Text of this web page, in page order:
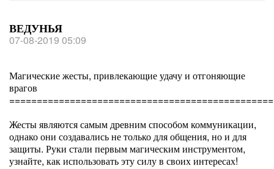
ВЕДУНЬЯ
07-08-2019 05:09
Магические жесты, привлекающие удачу и отгоняющие
врагов
Жесты являются самым древним способом коммуникации,
однако они создавались не только для общения, но и для
защиты. Руки стали первым магическим инструментом,
узнайте, как использовать эту силу в своих интересах!